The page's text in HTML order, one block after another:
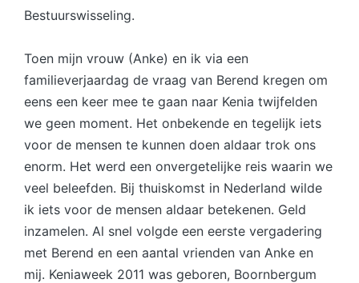
Bestuurswisseling.
Toen mijn vrouw (Anke) en ik via een
familieverjaardag de vraag van Berend kregen om
eens een keer mee te gaan naar Kenia twijfelden
we geen moment. Het onbekende en tegelijk iets
voor de mensen te kunnen doen aldaar trok ons
enorm. Het werd een onvergetelijke reis waarin we
veel beleefden. Bij thuiskomst in Nederland wilde
ik iets voor de mensen aldaar betekenen. Geld
inzamelen. Al snel volgde een eerste vergadering
met Berend en een aantal vrienden van Anke en
mij. Keniaweek 2011 was geboren, Boornbergum